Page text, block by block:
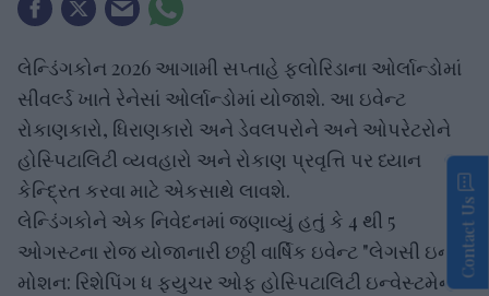
લેન્ડિંગકોન 2026 આગામી સપ્તાહે ફ્લોરિડાના ઓર્લાન્ડોમાં
સીવર્લ્ડ ખાતે રેનેસાં ઓર્લાન્ડોમાં યોજાશે. આ ઇવેન્ટ
રોકાણકારો, ધિરાણકારો અને ડેવલપરોને અને ઓપરેટરોને
હોસ્પિટાલિટી વ્યવહારો અને રોકાણ પ્રવૃત્તિ પર ધ્યાન
કેન્દ્રિત કરવા માટે એકસાથે લાવશે.
લેન્ડિંગકોને એક નિવેદનમાં જણાવ્યું હતું કે 4 થી 5
ઓગસ્ટના રોજ યોજાનારી છઠ્ઠી વાર્ષિક ઇવેન્ટ "લેગસી ઇન
મોશન: રિશેપિંગ ધ ફ્યુચર ઓફ હોસ્પિટાલિટી ઇન્વેસ્ટમેન્ટ"
Contact Us